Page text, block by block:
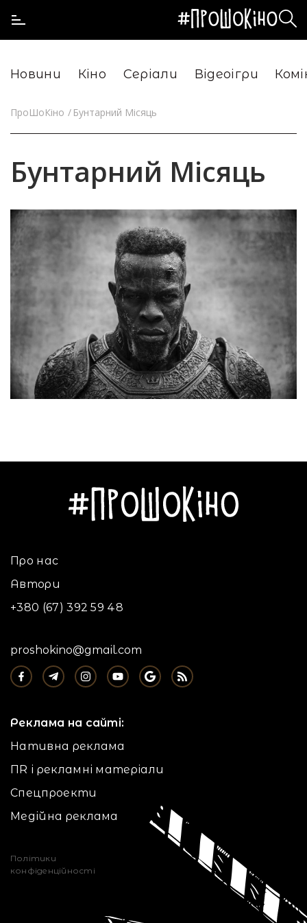
Новини Кіно Серіали Відеоігри
ПроШоКіно Бунтарний Місяць
Бунтарний Місяць
Про нас
Автори
+380 (67) 392 59 48
proshokino@gmail.com
Реклама на сайті:
Нативна реклама
ПR і рекламні матеріали
Спецпроекти
Медійна реклама
Політики
конфіденційності